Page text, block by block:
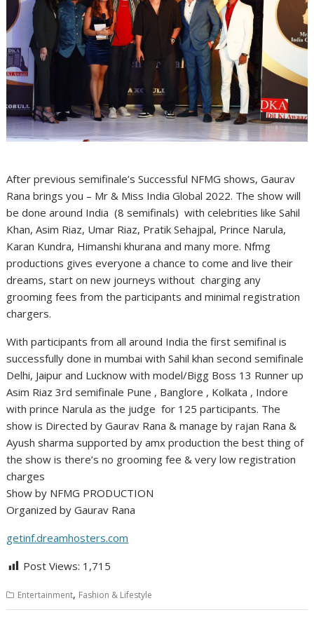
After previous semifinale’s Successful NFMG shows, Gaurav
Rana brings you – Mr & Miss India Global 2022. The show will
be done around India (8 semifinals) with celebrities like Sahil
Khan, Asim Riaz, Umar Riaz, Pratik Sehajpal, Prince Narula,
Karan Kundra, Himanshi khurana and many more. Nfmg
productions gives everyone a chance to come and live their
dreams, start on new journeys without charging any
grooming fees from the participants and minimal registration
chargers.
With participants from all around India the first semifinal is
successfully done in mumbai with Sahil khan second semifinale
Delhi, Jaipur and Lucknow with model/Bigg Boss 13 Runner up
Asim Riaz 3rd semifinale Pune , Banglore , Kolkata , Indore
with prince Narula as the judge for 125 participants. The
show is Directed by Gaurav Rana & manage by rajan Rana &
Ayush sharma supported by amx production the best thing of
the show is there’s no grooming fee & very low registration
charges
Show by NFMG PRODUCTION
Organized by Gaurav Rana
getinf.dreamhosters.com
Post Views: 1,715
Entertainment, Fashion & Lifestyle